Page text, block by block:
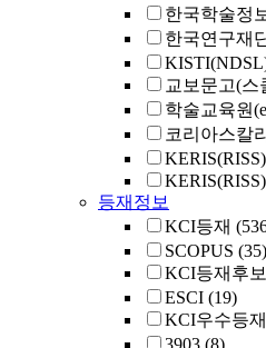
한국학술정
한국연구재
교보문고(스
학술교육원
코리아스칼
KERIS(RISS)
KERIS(RISS)
등재정보
KCI등재
SCOPUS (35)
KCI등재후보
ESCI (19)
KCI우수등재
3903 (8)